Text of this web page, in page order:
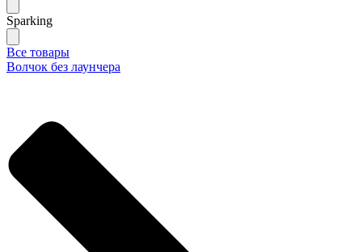
Sparking
Все товары
Волчок без лаунчера